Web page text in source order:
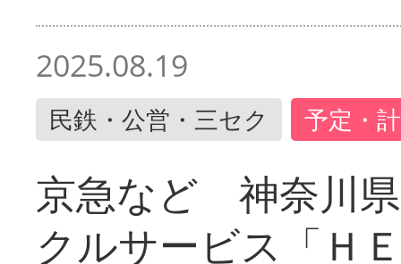
2025.08.19
民鉄・公営・三セク 予定・
京急など 神奈川
クルサービス「Ｈ